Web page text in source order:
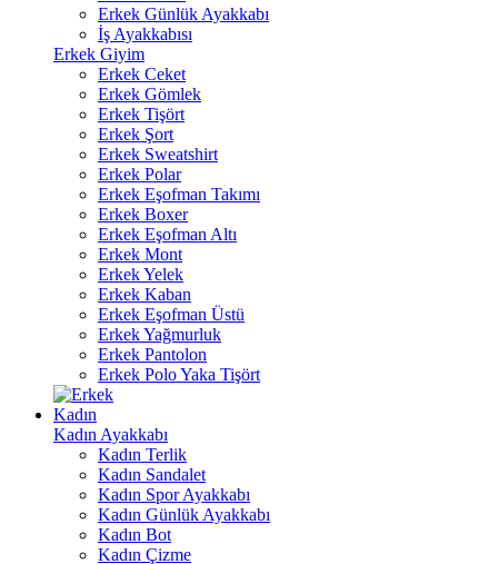
Erkek Günlük Ayakkabı
İş Ayakkabısı
Erkek Giyim
Erkek Ceket
Erkek Gömlek
Erkek Tişört
Erkek Şort
Erkek Sweatshirt
Erkek Polar
Erkek Eşofman Takımı
Erkek Boxer
Erkek Eşofman Altı
Erkek Mont
Erkek Yelek
Erkek Kaban
Erkek Eşofman Üstü
Erkek Yağmurluk
Erkek Pantolon
Erkek Polo Yaka Tişört
Kadın
Kadın Ayakkabı
Kadın Terlik
Kadın Sandalet
Kadın Spor Ayakkabı
Kadın Günlük Ayakkabı
Kadın Bot
Kadın Çizme